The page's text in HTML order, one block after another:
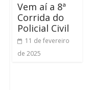
Vem aí a 8ª
Corrida do
Policial Civil
11 de fevereiro
de 2025